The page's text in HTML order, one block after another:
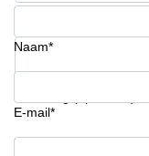
Huren
Hengelo
Bedrijfsruimte
Telefoonnummer*
Naam*
E-mail*
Krijg informatie en